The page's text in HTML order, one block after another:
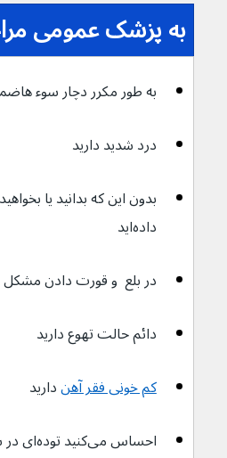
به پزشک عمومی
به طور مکرر دچار سوء هاضمه
درد شدید دارید
داده‌اید
در بلع  و قورت دادن مشکل
دائم حالت تهوع دارید
کم خونی فقر آهندارید
احساس می‌کنید توده‌ای در شکم شما است